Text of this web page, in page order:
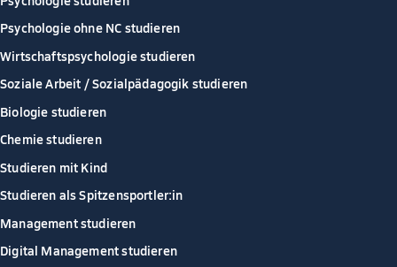
Psychologie ohne NC studieren
Wirtschaftspsychologie studieren
Soziale Arbeit / Sozialpädagogik studieren
Biologie studieren
Chemie studieren
Studieren mit Kind
Studieren als Spitzensportler:in
Management studieren
Digital Management studieren